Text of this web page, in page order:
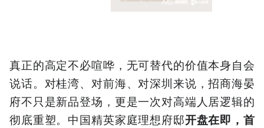
真正的高定不必喧哗，无可替代的价值本身自会
说话。对桂湾、对前海、对深圳来说，招商海晏
府不只是新品登场，更是一次对高端人居逻辑的
彻底重塑。中国精英家庭理想府邸开盘在即， 首